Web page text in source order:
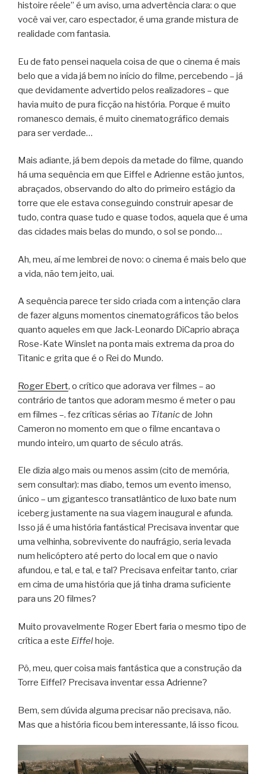
histoire réele” é um aviso, uma advertência clara: o que
você vai ver, caro espectador, é uma grande mistura de
realidade com fantasia.
Eu de fato pensei naquela coisa de que o cinema é mais
belo que a vida já bem no início do filme, percebendo – já
que devidamente advertido pelos realizadores – que
havia muito de pura ficção na história. Porque é muito
romanesco demais, é muito cinematográfico demais
para ser verdade…
Mais adiante, já bem depois da metade do filme, quando
há uma sequência em que Eiffel e Adrienne estão juntos,
abraçados, observando do alto do primeiro estágio da
torre que ele estava conseguindo construir apesar de
tudo, contra quase tudo e quase todos, aquela que é uma
das cidades mais belas do mundo, o sol se pondo…
Ah, meu, aí me lembrei de novo: o cinema é mais belo que
a vida, não tem jeito, uai.
A sequência parece ter sido criada com a intenção clara
de fazer alguns momentos cinematográficos tão belos
quanto aqueles em que Jack-Leonardo DiCaprio abraça
Rose-Kate Winslet na ponta mais extrema da proa do
Titanic e grita que é o Rei do Mundo.
Roger Ebert, o crítico que adorava ver filmes – ao
contrário de tantos que adoram mesmo é meter o pau
em filmes –. fez críticas sérias ao Titanicde John
Cameron no momento em que o filme encantava o
mundo inteiro, um quarto de século atrás.
Ele dizia algo mais ou menos assim (cito de memória,
sem consultar): mas diabo, temos um evento imenso,
único – um gigantesco transatlântico de luxo bate num
iceberg justamente na sua viagem inaugural e afunda.
Isso já é uma história fantástica! Precisava inventar que
uma velhinha, sobrevivente do naufrágio, seria levada
num helicóptero até perto do local em que o navio
afundou, e tal, e tal, e tal? Precisava enfeitar tanto, criar
em cima de uma história que já tinha drama suficiente
para uns 20 filmes?
Muito provavelmente Roger Ebert faria o mesmo tipo de
crítica a este Eiffelhoje.
Pô, meu, quer coisa mais fantástica que a construção da
Torre Eiffel? Precisava inventar essa Adrienne?
Bem, sem dúvida alguma precisar não precisava, não.
Mas que a história ficou bem interessante, lá isso ficou.